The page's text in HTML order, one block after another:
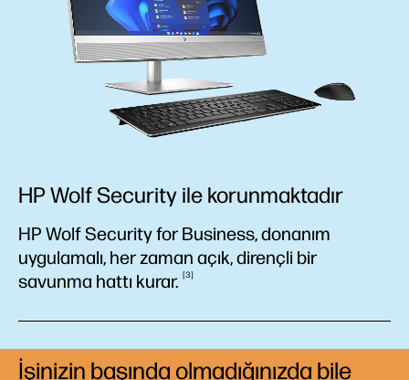
HP Wolf Security ile korunmaktadır
HP Wolf Security for Business, donanım
uygulamalı, her zaman açık, dirençli bir
savunma hattı kurar. 3
İşinizin başında olmadığınızda bile